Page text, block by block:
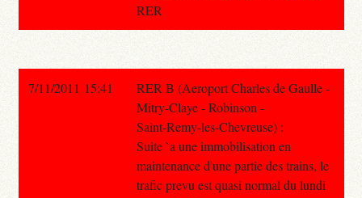
RER
7/11/2011 15:41
RER B (Aeroport Charles de Gaulle -
Mitry-Claye - Robinson -
Saint-Remy-les-Chevreuse) :
Suite `a une immobilisation en
maintenance d'une partie des trains, le
trafic prevu est quasi normal du lundi